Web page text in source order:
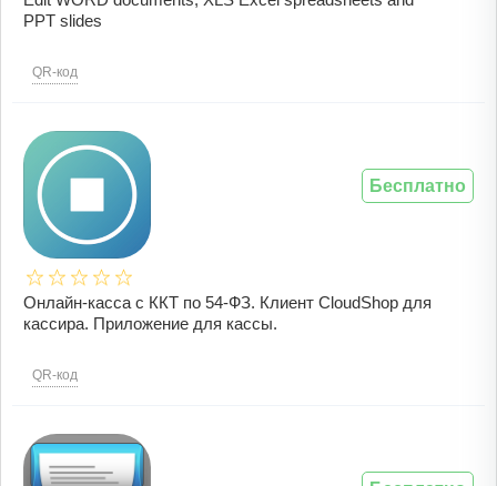
PPT slides
QR-код
Онлайн-касса с ККТ по 54-ФЗ. Клиент CloudShop для
кассира. Приложение для кассы.
QR-код
Бесплатно